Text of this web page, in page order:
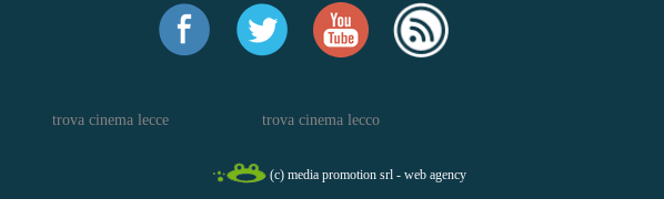
trova cinema lecce trova cinema lecco
(c) media promotion srl - web agency